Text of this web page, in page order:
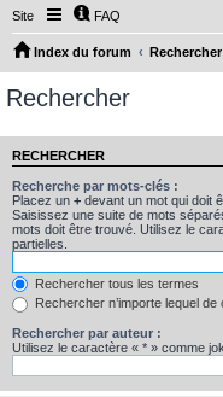
Site FAQ
Index du forum Rechercher
Rechercher
RECHERCHER
Recherche par mots-clés :
Placez un + devant un mot qui doit
Saisissez une suite de mots
mots doit être trouvé. Utilisez le
partielles.
Rechercher tous les termes
Rechercher n’importe lequel de
Rechercher par auteur :
Utilisez le caractère « * » comme